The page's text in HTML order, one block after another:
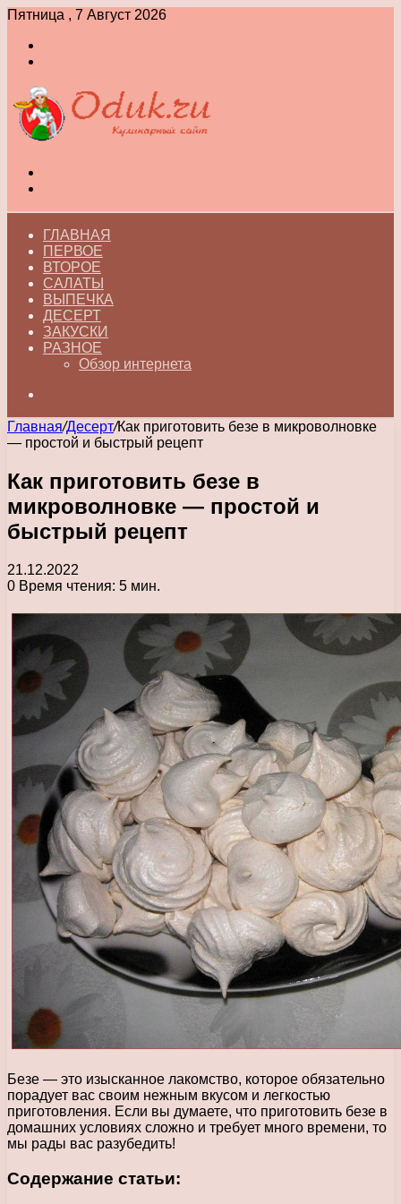
Пятница , 7 Август 2026
ГЛАВНАЯ
ПЕРВОЕ
ВТОРОЕ
САЛАТЫ
ВЫПЕЧКА
ДЕСЕРТ
ЗАКУСКИ
РАЗНОЕ
Обзор интернета
Главная/Десерт/Как приготовить безе в микроволновке
— простой и быстрый рецепт
Как приготовить безе в
микроволновке — простой и
быстрый рецепт
21.12.2022
0 Время чтения: 5 мин.
Безе — это изысканное лакомство, которое обязательно
порадует вас своим нежным вкусом и легкостью
приготовления. Если вы думаете, что приготовить безе в
домашних условиях сложно и требует много времени, то
мы рады вас разубедить!
Содержание статьи: